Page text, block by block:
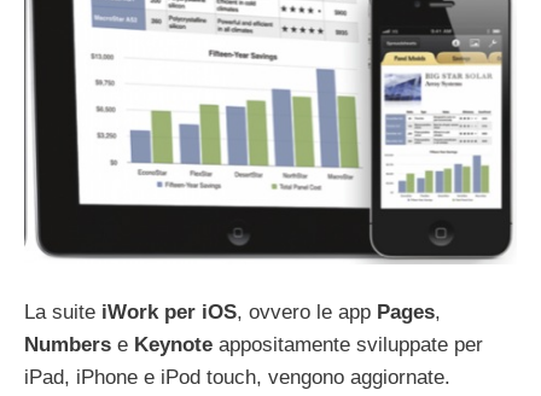
La suite iWork per iOS, ovvero le app Pages,
Numbers e Keynote appositamente sviluppate per
iPad, iPhone e iPod touch, vengono aggiornate.